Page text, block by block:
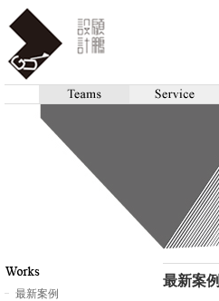
最新案例
最新案例